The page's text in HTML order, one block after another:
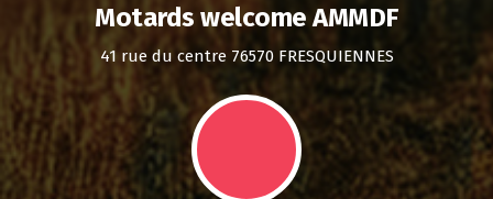
Motards welcome AMMDF
41 rue du centre 76570 FRESQUIENNES